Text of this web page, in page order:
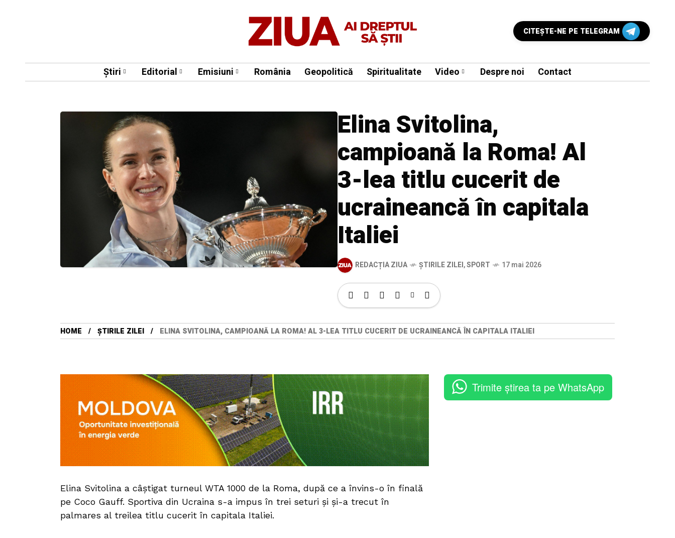
CITEŞTE-NE PE TELEGRAM
Știri Editorial Emisiuni România Geopolitică Spiritualitate Video Despre noi Contact
Elina Svitolina,
campioană la Roma! Al
3-lea titlu cucerit de
ucraineancă în capitala
Italiei
REDACȚIA ZIUA ȘTIRILE ZILEI,SPORT 17 mai 2026
HOME ȘTIRILE ZILEI ELINA SVITOLINA, CAMPIOANĂ LA ROMA! AL 3-LEA TITLU CUCERIT DE UCRAINEANCĂ ÎN CAPITALA ITALIEI
Elina Svitolina a câștigat turneul WTA 1000 de la Roma, după ce a învins-o în finală
pe Coco Gauff. Sportiva din Ucraina s-a impus în trei seturi și și-a trecut în
palmares al treilea titlu cucerit în capitala Italiei.
Trimite știrea ta pe WhatsApp